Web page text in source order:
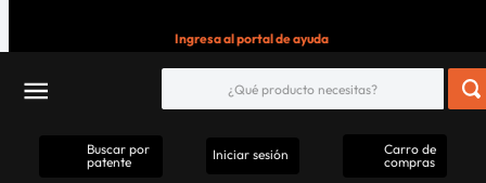
Ingresa al portal de ayuda
Buscar por
patente
Iniciar sesión
Carro de
compras